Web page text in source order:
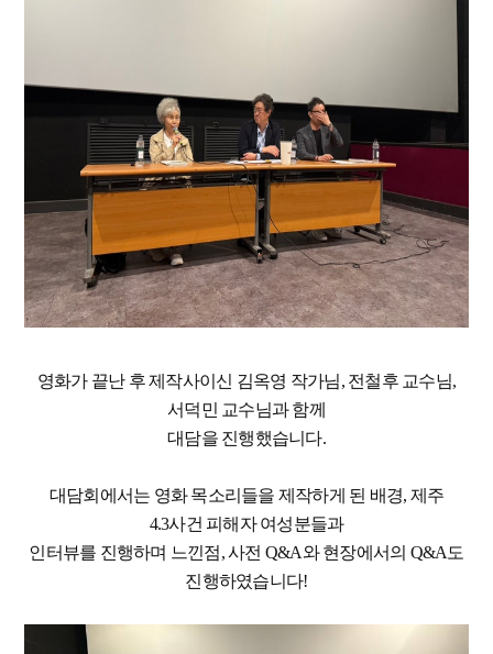
영화가 끝난 후 제작사이신 김옥영 작가님, 전철후 교수님,
서덕민 교수님과 함께
대담을 진행했습니다.
대담회에서는 영화 목소리들을 제작하게 된 배경, 제주
4.3사건 피해자 여성분들과
인터뷰를 진행하며 느낀점, 사전 Q&A와 현장에서의 Q&A도
진행하였습니다!